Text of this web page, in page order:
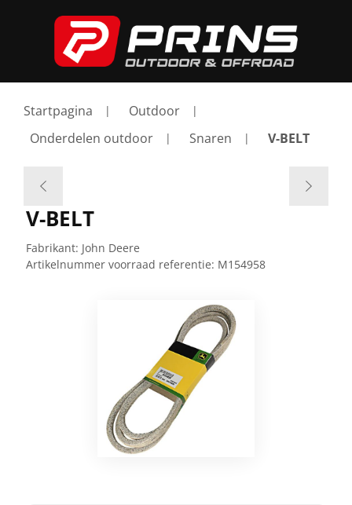
Startpagina
Outdoor
Onderdelen outdoor
Snaren V-BELT
V-BELT
Fabrikant: John Deere
Artikelnummer voorraad referentie: M154958